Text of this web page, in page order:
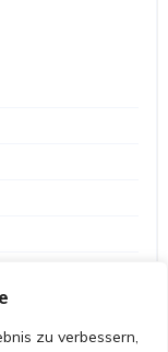
zu verbessern,